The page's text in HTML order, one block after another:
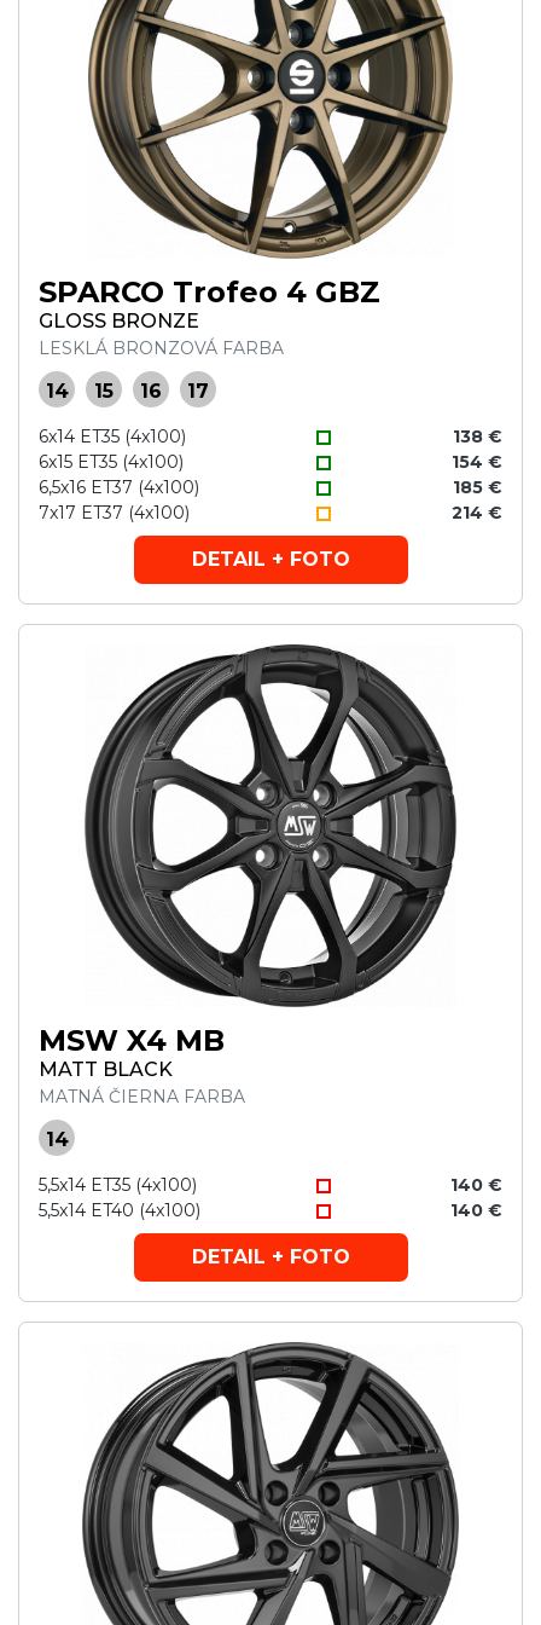
SPARCO Trofeo 4 GBZ
GLOSS BRONZE
LESKLÁ BRONZOVÁ FARBA
14 15 16 17
6x14 ET35 (4x100)
138 €
6x15 ET35 (4x100)
154 €
6,5x16 ET37 (4x100)
185 €
7x17 ET37 (4x100)
214 €
DETAIL + FOTO
MSW X4 MB
MATT BLACK
MATNÁ ČIERNA FARBA
14
5,5x14 ET35 (4x100)
140 €
5,5x14 ET40 (4x100)
140 €
DETAIL + FOTO